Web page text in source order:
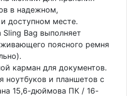
в надежном,
доступном месте.
Bag выполняет
поясного ремня
карман для документов.
ноутбуков и планшетов с
15,6-дюймова ПК / 16-